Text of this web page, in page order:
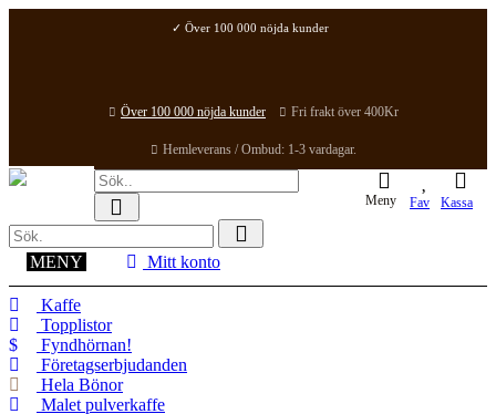
✓ Över 100 000 nöjda kunder
Över 100 000 nöjda kunder Fri frakt över 400Kr
Hemleverans / Ombud: 1-3 vardagar.
Meny Fav Kassa
MENY Mitt konto
Kaffe
Topplistor
Fyndhörnan!
Företagserbjudanden
Hela Bönor
Malet pulverkaffe